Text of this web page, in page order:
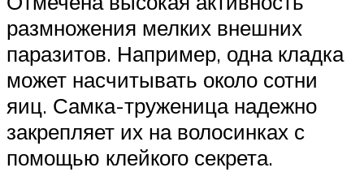
размножения мелких внешних
паразитов. Например, одна кладка
может насчитывать около сотни
яиц. Самка-труженица надежно
закрепляет их на волосинках с
помощью клейкого секрета.